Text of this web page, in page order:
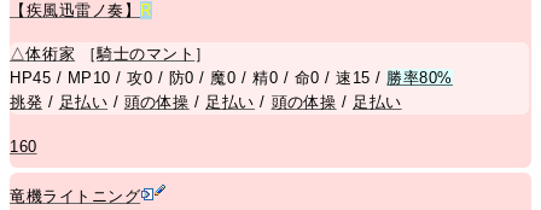
【疾風迅雷ノ奏】
R
△体術家 ［騎士のマント ］
HP45 / MP10 / 攻0 / 防0 / 魔0 / 精0 / 命0 / 速15 / 勝率80%
挑発 / 足払い / 頭の体操 / 足払い / 頭の体操 / 足払い
160
竜機ライトニング